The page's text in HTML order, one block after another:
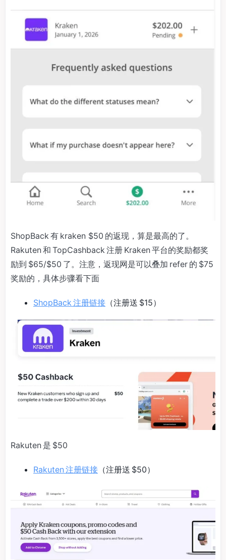
ShopBack 有 kraken $50 的返现，算是最高的了。
Rakuten 和 TopCashback 注册 Kraken 平台的奖励都奖
励到 $65/$50 了。注意，返现网是可以叠加 refer 的 $75
奖励的，具体步骤看下面
ShopBack 注册链接 （注册送 $15）
Rakuten 是 $50
Rakuten 注册链接 （注册送 $50）